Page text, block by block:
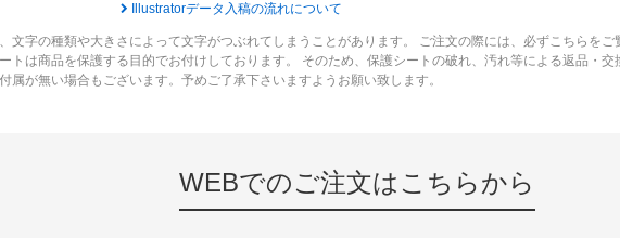
Illustratorデータ入稿の流れについて
字の種類や大きさによって文字がつぶれてしまうことがあります。 ご注文の際には、必ずこちらをご
は商品を保護する目的でお付けしております。 そのため、保護シートの破れ、汚れ等による返品・交
属が無い場合もございます。予めご了承下さいますようお願い致します。
WEBでのご注文はこちらから